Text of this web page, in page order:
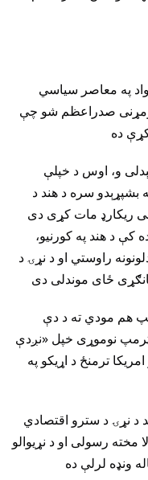
په معاصر سیاسي
لومړنی صدراعظم شو چې
ده
ته رسېدلی و، اوس د خپلې
په بشپړېدو سره د هند د
ریکارډ مات کړی دی
د هند په کورنیو،
راوستي او د نړۍ د
ځای موندلی دی
هم مودي ته د دې
ټرمپ نوموړی خپل «نږدې
ترمنځ د اړیکو په
د نړۍ د سترو اقتصادي
مخته رسولی او د نړیوالو
ونډه لرلې ده